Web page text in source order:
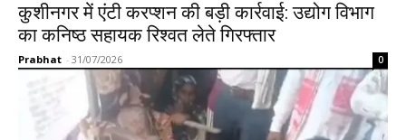
कुशीनगर में एंटी करप्शन की बड़ी कार्रवाई: उद्योग विभाग
का कनिष्ठ सहायक रिश्वत लेते गिरफ्तार
Prabhat - 31/07/2026 0